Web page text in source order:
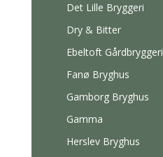
Det Lille Bryggeri
Dry & Bitter
Ebeltoft Gårdbryggeri
Fanø Bryghus
Gamborg Bryghus
Gamma
Herslev Bryghus